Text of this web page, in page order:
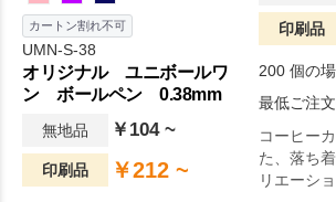
カートン割れ不可
UMN-S-38
オリジナル ユニボールワ
ン ボールペン 0.38mm
無地品 ￥104 ~
印刷品 ￥212 ~
印刷品
200 個の
最低ご注
コーヒー
た、落ち
リエーシ